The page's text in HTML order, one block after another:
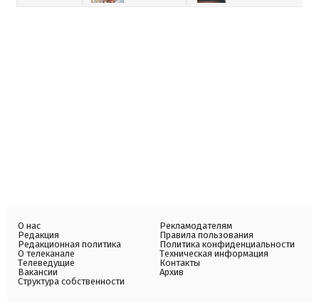
О нас
Редакция
Редакционная политика
О телеканале
Телеведущие
Вакансии
Структура собственности
Рекламодателям
Правила пользования
Политика конфиденциальности
Техническая информация
Контакты
Архив